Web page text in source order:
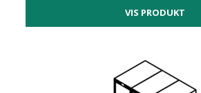
VIS PRODUKT